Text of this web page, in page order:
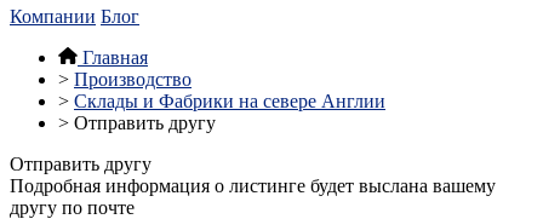
Компании Блог
Главная
> Производство
> Склады и Фабрики на севере Англии
> Отправить другу
Отправить другу
Подробная информация о листинге будет выслана вашему
другу по почте